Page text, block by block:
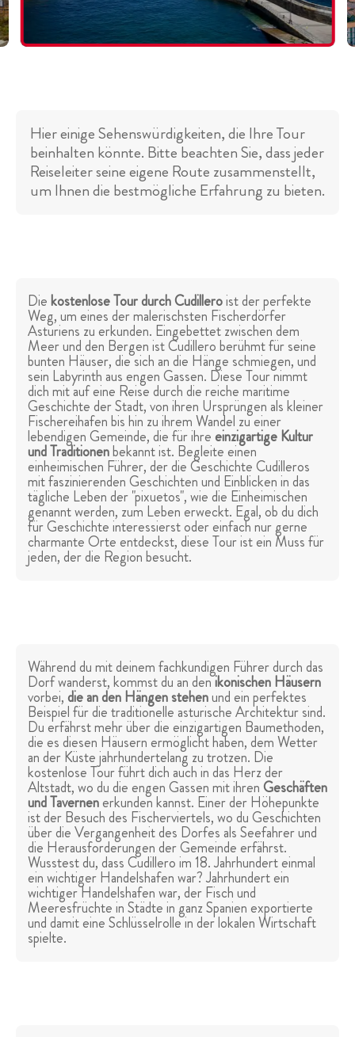
Hier einige Sehenswürdigkeiten, die Ihre Tour
beinhalten könnte. Bitte beachten Sie, dass jeder
Reiseleiter seine eigene Route zusammenstellt,
um Ihnen die bestmögliche Erfahrung zu bieten.
Diekostenlose Tour durch Cudilleroist der perfekte
Weg, um eines der malerischsten Fischerdörfer
Asturiens zu erkunden. Eingebettet zwischen dem
Meer und den Bergen ist Cudillero berühmt für seine
bunten Häuser, die sich an die Hänge schmiegen, und
sein Labyrinth aus engen Gassen. Diese Tour nimmt
dich mit auf eine Reise durch die reiche maritime
Geschichte der Stadt, von ihren Ursprüngen als kleiner
Fischereihafen bis hin zu ihrem Wandel zu einer
lebendigen Gemeinde, die für ihreeinzigartige Kultur
und Traditionenbekannt ist. Begleite einen
einheimischen Führer, der die Geschichte Cudilleros
mit faszinierenden Geschichten und Einblicken in das
tägliche Leben der "pixuetos", wie die Einheimischen
genannt werden, zum Leben erweckt. Egal, ob du dich
für Geschichte interessierst oder einfach nur gerne
charmante Orte entdeckst, diese Tour ist ein Muss für
jeden, der die Region besucht.
Während du mit deinem fachkundigen Führer durch das
Dorf wanderst, kommst du an denikonischen Häusern
vorbei,die an den Hängen stehenund ein perfektes
Beispiel für die traditionelle asturische Architektur sind.
Du erfährst mehr über die einzigartigen Baumethoden,
die es diesen Häusern ermöglicht haben, dem Wetter
an der Küste jahrhundertelang zu trotzen. Die
kostenlose Tour führt dich auch in das Herz der
Altstadt, wo du die engen Gassen mit ihrenGeschäften
und Tavernenerkunden kannst. Einer der Höhepunkte
ist der Besuch des Fischerviertels, wo du Geschichten
über die Vergangenheit des Dorfes als Seefahrer und
die Herausforderungen der Gemeinde erfährst.
Wusstest du, dass Cudillero im 18. Jahrhundert einmal
ein wichtiger Handelshafen war? Jahrhundert ein
wichtiger Handelshafen war, der Fisch und
Meeresfrüchte in Städte in ganz Spanien exportierte
und damit eine Schlüsselrolle in der lokalen Wirtschaft
spielte.